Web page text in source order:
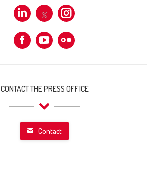
Linkedin
X Instagram
FacebookFlickr
CONTACT THE PRESS OFFICE
Contact